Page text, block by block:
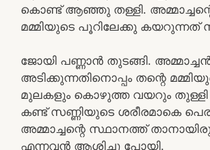
കൊണ്ട് ആഞ്ഞു തള്ളി.
മമ്മിയുടെ പൂറിലേക്കു കയറുന്നത്
ജോയി പണ്ണാൻ തുടങ്ങി.
അടിക്കുന്നതിനൊപ്പം തന്റെ
മുലകളും കൊഴുത്ത വയറും
കണ്ട് സണ്ണിയുടെ ശരീരമാകെ
അമ്മാച്ചന്റെ സ്ഥാനത്ത്
എന്നവൻ ആശിച്ചു പോയി.